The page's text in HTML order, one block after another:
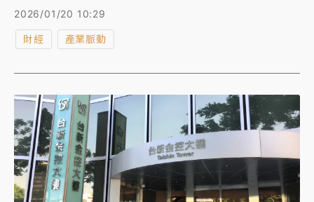
入台新金控集團而調升，上海銀、奇美與沃旭兩家公司
2026/01/20 10:29
財經 產業脈動